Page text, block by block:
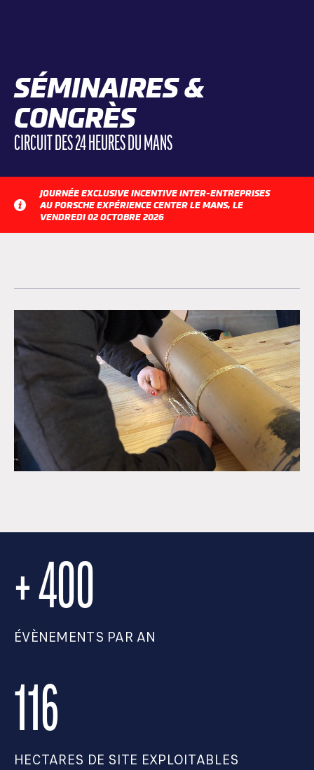
SÉMINAIRES &
CONGRÈS
CIRCUIT DES 24 HEURES DU MANS
JOURNÉE EXCLUSIVE INCENTIVE INTER-ENTREPRISES
AU PORSCHE EXPÉRIENCE CENTER LE MANS, LE
VENDREDI 02 OCTOBRE 2026
+ 400
ÉVÈNEMENTS PAR AN
116
HECTARES DE SITE EXPLOITABLES